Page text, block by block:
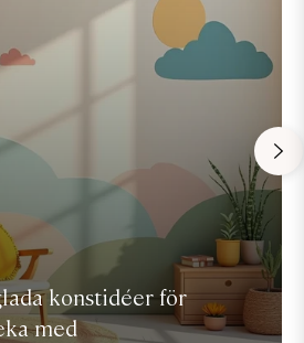
konstidéer för
med